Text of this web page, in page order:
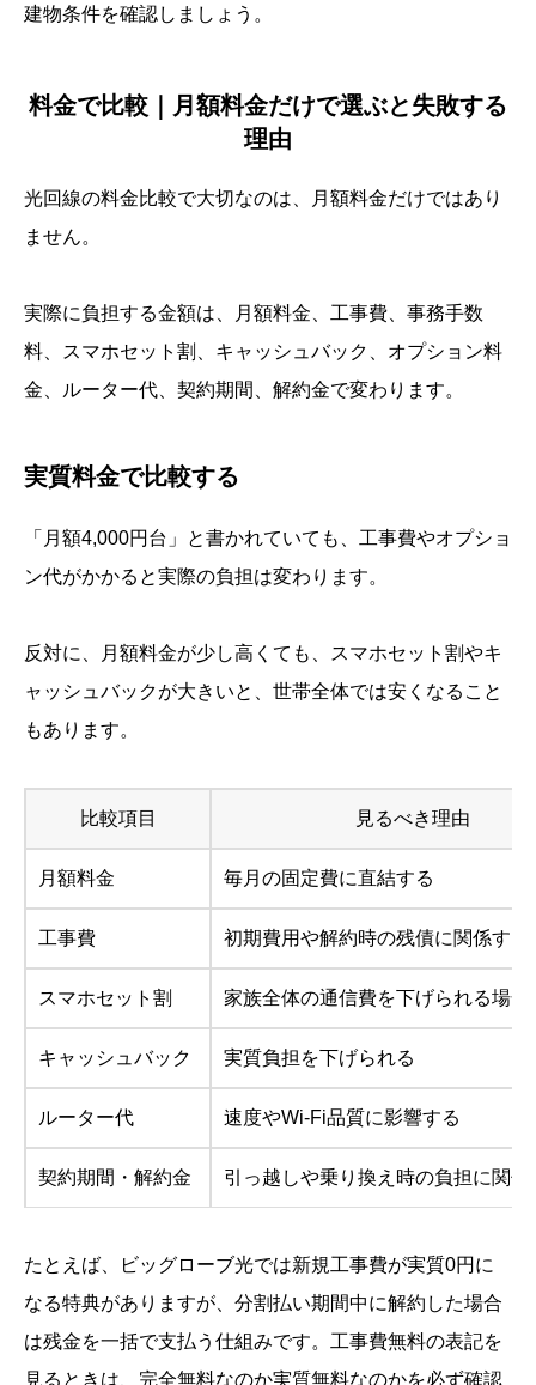
建物条件を確認しましょう。
料金で比較｜月額料金だけで選ぶと失敗する
理由
光回線の料金比較で大切なのは、月額料金だけではあり
ません。
実際に負担する金額は、月額料金、工事費、事務手数
料、スマホセット割、キャッシュバック、オプション料
金、ルーター代、契約期間、解約金で変わります。
実質料金で比較する
「月額4,000円台」と書かれていても、工事費やオプショ
ン代がかかると実際の負担は変わります。
反対に、月額料金が少し高くても、スマホセット割やキ
ャッシュバックが大きいと、世帯全体では安くなること
もあります。
比較項目 見るべき理由
月額料金 毎月の固定費に直結する
工事費 初期費用や解約時の残債に関係する
スマホセット割 家族全体の通信費を下げられる場合
キャッシュバック 実質負担を下げられる
ルーター代 速度やWi-Fi品質に影響する
契約期間・解約金 引っ越しや乗り換え時の負担に関係
たとえば、ビッグローブ光では新規工事費が実質0円に
なる特典がありますが、分割払い期間中に解約した場合
は残金を一括で支払う仕組みです。工事費無料の表記を
見るときは、完全無料なのか実質無料なのかを必ず確認